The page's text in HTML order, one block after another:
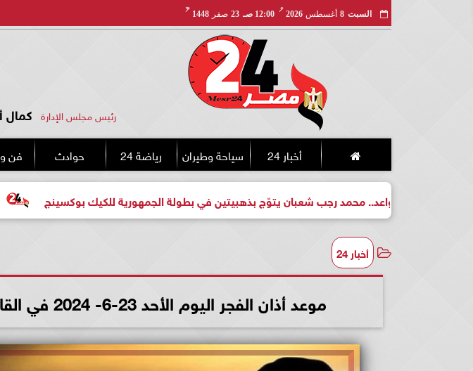
السبت 8 أغسطس 2026
مـ
12:00 صـ 23 صفر 1448
هـ
رئيس مجلس الإدارة كمال
أخبار 24 سياحة وطيران رياضة 24 حوادث فن
تهنئة واعد.. محمد رجب شعبان يتوّج بذهبيتين في بطولة الجمهورية للكيك بوكسينج
أخبار 24
موعد أذان الفجر اليوم الأحد 23-6- 2024 في القاهرة والمحافظات